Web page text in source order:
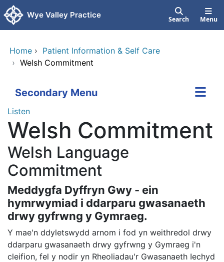
Skip to main content
Wye Valley Practice Search Menu
Home › Patient Information & Self Care
› Welsh Commitment
Secondary Menu
Listen
Welsh Commitment
Welsh Language
Commitment
Meddygfa Dyffryn Gwy - ein
hymrwymiad i ddarparu gwasanaeth
drwy gyfrwng y Gymraeg.
Y mae'n ddyletswydd arnom i fod yn weithredol drwy
ddarparu gwasanaeth drwy gyfrwng y Gymraeg i'n
cleifion, fel y nodir yn Rheoliadau'r Gwasanaeth Iechyd